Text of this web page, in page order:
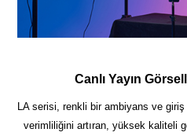
Canlı Yayın
LA serisi, renkli bir ambiyans ve
verimliliğini artıran, yüksek kaliteli